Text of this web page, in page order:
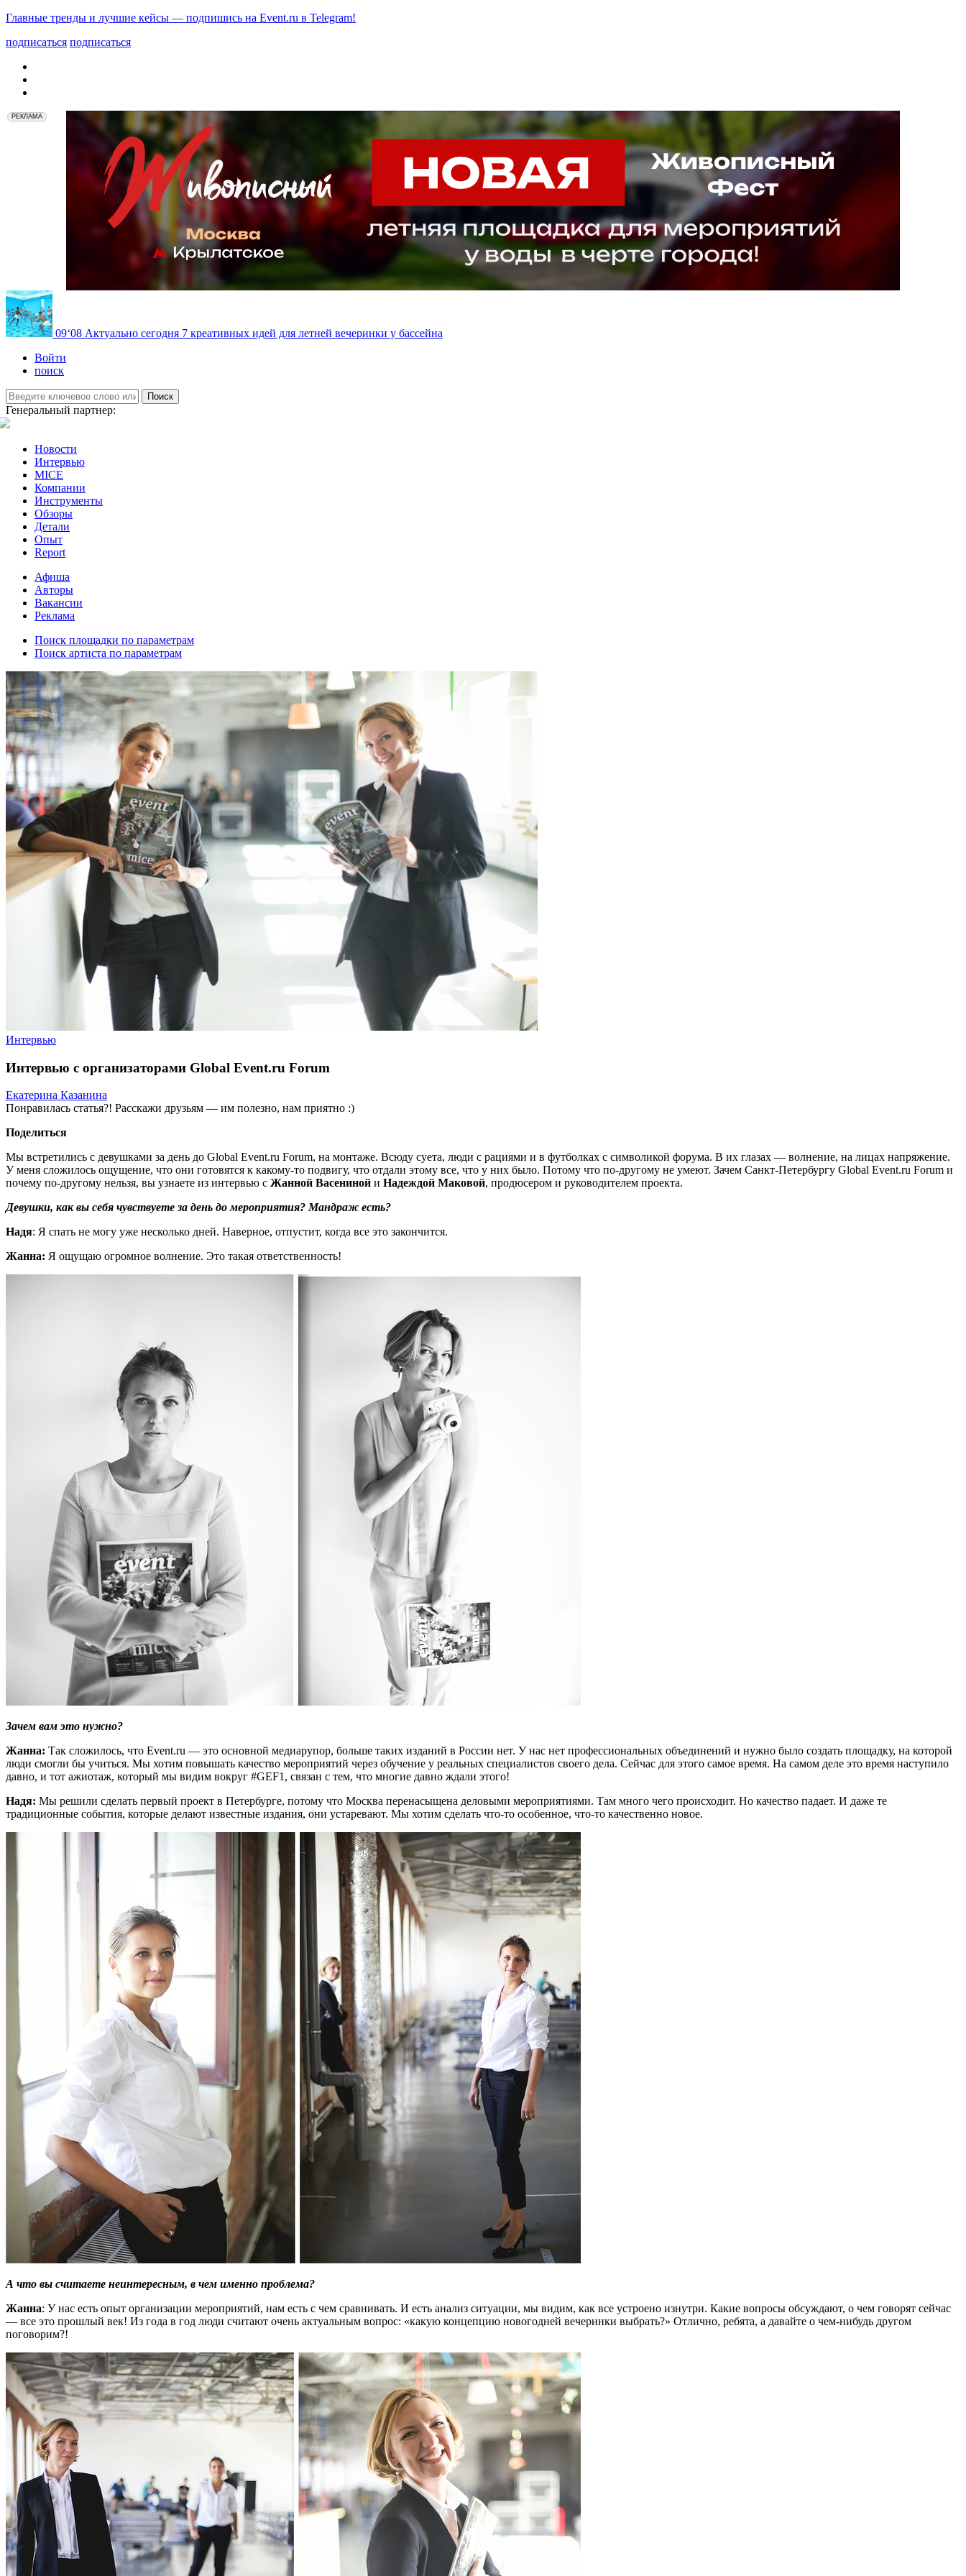
Главные тренды и лучшие кейсы — подпишись на Event.ru в Telegram!
подписаться подписаться
РЕКЛАМА
09‘08 Актуально сегодня 7 креативных идей для летней вечеринки у бассейна
Войти
поиск
Поиск
Генеральный партнер:
Новости
Интервью
MICE
Компании
Инструменты
Обзоры
Детали
Опыт
Report
Афиша
Авторы
Вакансии
Реклама
Поиск площадки по параметрам
Поиск артиста по параметрам
Интервью
Интервью с организаторами Global Event.ru Forum
Екатерина Казанина
Понравилась статья?! Расскажи друзьям — им полезно, нам приятно :)
Поделиться
Мы встретились с девушками за день до Global Event.ru Forum, на монтаже. Всюду суета, люди с рациями и в футболках с символикой форума. В их глазах — волнение, на лицах напряжение.
У меня сложилось ощущение, что они готовятся к какому-то подвигу, что отдали этому все, что у них было. Потому что по-другому не умеют. Зачем Санкт-Петербургу Global Event.ru Forum и
почему по-другому нельзя, вы узнаете из интервью с Жанной Васениной и Надеждой Маковой, продюсером и руководителем проекта.
Девушки, как вы себя чувствуете за день до мероприятия? Мандраж есть?
Надя: Я спать не могу уже несколько дней. Наверное, отпустит, когда все это закончится.
Жанна: Я ощущаю огромное волнение. Это такая ответственность!
Зачем вам это нужно?
Жанна: Так сложилось, что Event.ru — это основной медиарупор, больше таких изданий в России нет. У нас нет профессиональных объединений и нужно было создать площадку, на которой
люди смогли бы учиться. Мы хотим повышать качество мероприятий через обучение у реальных специалистов своего дела. Сейчас для этого самое время. На самом деле это время наступило
давно, и тот ажиотаж, который мы видим вокруг #GEF1, связан с тем, что многие давно ждали этого!
Надя: Мы решили сделать первый проект в Петербурге, потому что Москва перенасыщена деловыми мероприятиями. Там много чего происходит. Но качество падает. И даже те
традиционные события, которые делают известные издания, они устаревают. Мы хотим сделать что-то особенное, что-то качественно новое.
А что вы считаете неинтересным, в чем именно проблема?
Жанна: У нас есть опыт организации мероприятий, нам есть с чем сравнивать. И есть анализ ситуации, мы видим, как все устроено изнутри. Какие вопросы обсуждают, о чем говорят сейчас
— все это прошлый век! Из года в год люди считают очень актуальным вопрос: «какую концепцию новогодней вечеринки выбрать?» Отлично, ребята, а давайте о чем-нибудь другом
поговорим?!